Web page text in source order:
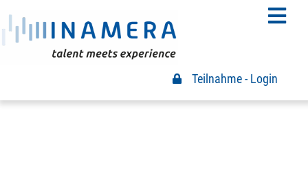
Teilnahme Login
Teilnahme - Login